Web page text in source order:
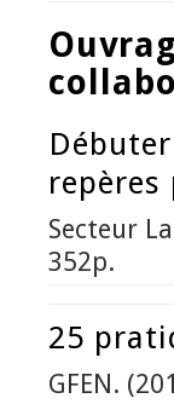
repères
Secteur
352p.
25
GFEN.